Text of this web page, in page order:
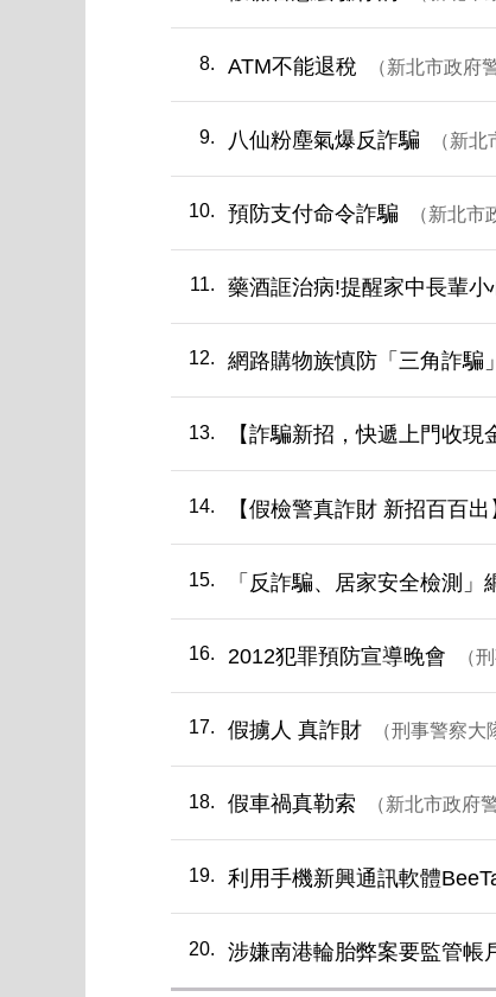
8 ATM不能退稅 新北市政府
9 八仙粉塵氣爆反詐騙 新北
10 預防支付命令詐騙 新北市
11 藥酒誆治病!提醒家中長輩小
12 網路購物族慎防「三角詐騙
13 【詐騙新招，快遞上門收現
14 【假檢警真詐財 新招百百出
15 「反詐騙、居家安全檢測
16 2012犯罪預防宣導晚會
17 假擄人 真詐財 刑事警察大
18 假車禍真勒索 新北市政府
19 利用手機新興通訊軟體
20 涉嫌南港輪胎弊案要監管帳